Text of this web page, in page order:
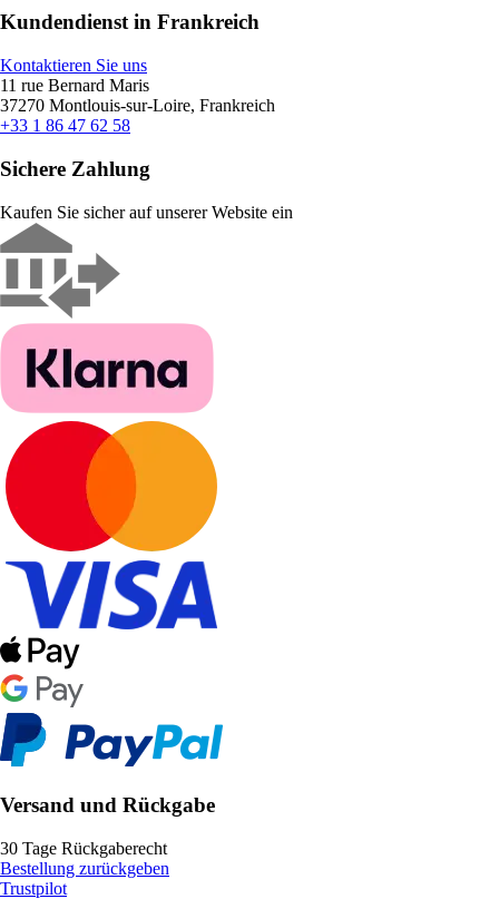
Kundendienst in Frankreich
Kontaktieren Sie uns
11 rue Bernard Maris
37270 Montlouis-sur-Loire, Frankreich
+33 1 86 47 62 58
Sichere Zahlung
Kaufen Sie sicher auf unserer Website ein
Versand und Rückgabe
30 Tage Rückgaberecht
Bestellung zurückgeben
Trustpilot